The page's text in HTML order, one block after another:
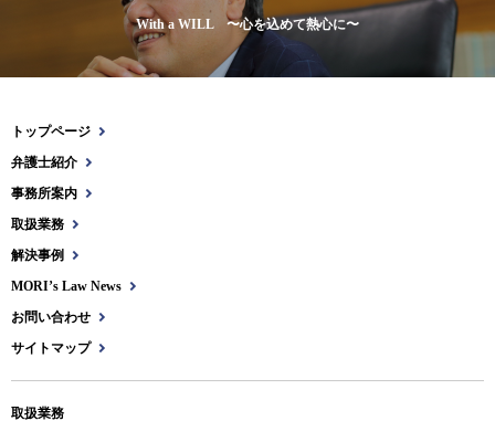
With a WILL 〜心を込めて熱心に〜
トップページ
弁護士紹介
事務所案内
取扱業務
解決事例
MORI’s Law News
お問い合わせ
サイトマップ
取扱業務